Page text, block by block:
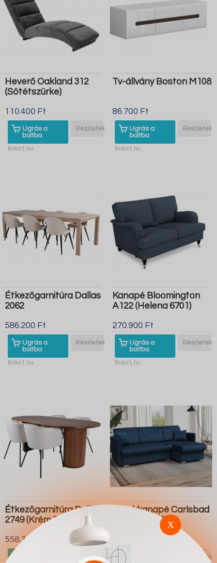
Heverő Oakland 312
(Sötétszürke)
110.400 Ft
Ugrás a
boltba
Részletek
Butor1.hu
Tv-állvány Boston M108
86.700 Ft
Ugrás a
boltba
Részletek
Butor1.hu
Étkezőgarnitúra Dallas
2062
586.200 Ft
Ugrás a
boltba
Részletek
Butor1.hu
Kanapé Bloomington
A122 (Helena 6701)
270.900 Ft
Ugrás a
boltba
Részletek
Butor1.hu
Étkezőgarnitúra Dallas
2749 (Krém Fekete)
558.300 Ft
Részletek
Sarokkanapé Carlsbad
115 (Manila 26)
Részletek
X